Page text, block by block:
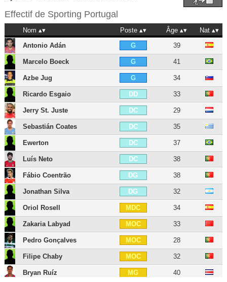
Effectif de Sporting Portugal
Nom Poste Âge
Nat
Antonio Adán
G 39
Marcelo Boeck G 41
Azbe Jug G 34
Ricardo Esgaio DD 33
Jerry St. Juste DC 29
Sebastián Coates DC 35
Ewerton DC 37
Luís Neto DC 38
Fábio Coentrão DG 38
Jonathan Silva DG 32
Oriol Rosell MDC 34
Zakaria Labyad MOC 33
Pedro Gonçalves MOC 28
Filipe Chaby MOC 32
Bryan Ruíz MG 40